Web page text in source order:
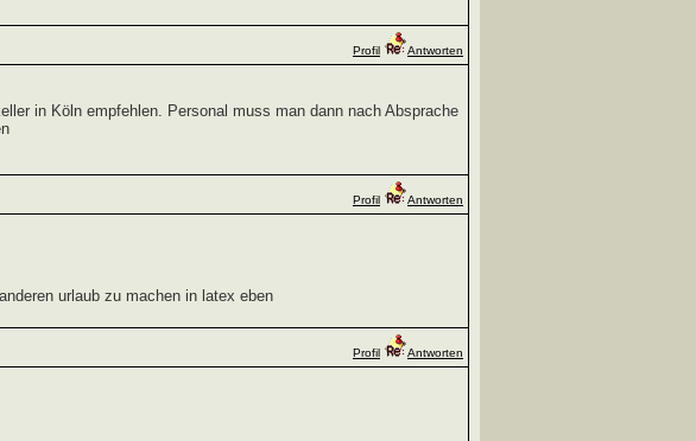
Profil Antworten
in Köln empfehlen. Personal muss man dann nach Absprache
Profil Antworten
urlaub zu machen in latex eben
Profil Antworten